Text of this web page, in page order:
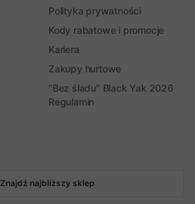
Znajdź najbliższy sklep
Polityka prywatności
Kody rabatowe i promocje
Kariera
Zakupy hurtowe
"Bez śladu" Black Yak 2026
Regulamin